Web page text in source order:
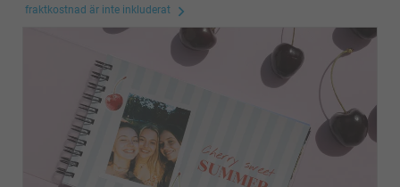
fraktkostnad är inte inkluderat